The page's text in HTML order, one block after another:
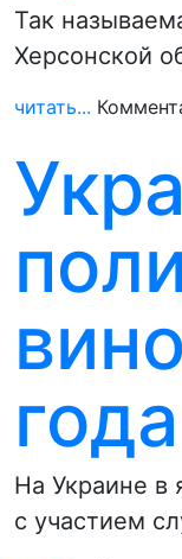
Так
Херсонской
читать...
года
На Украине в
с участием